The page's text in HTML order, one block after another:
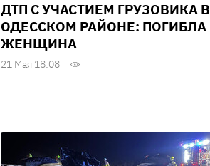
ДТП С УЧАСТИЕМ ГРУЗОВИКА В
ОДЕССКОМ РАЙОНЕ: ПОГИБЛА
ЖЕНЩИНА
21 Мая 18:08